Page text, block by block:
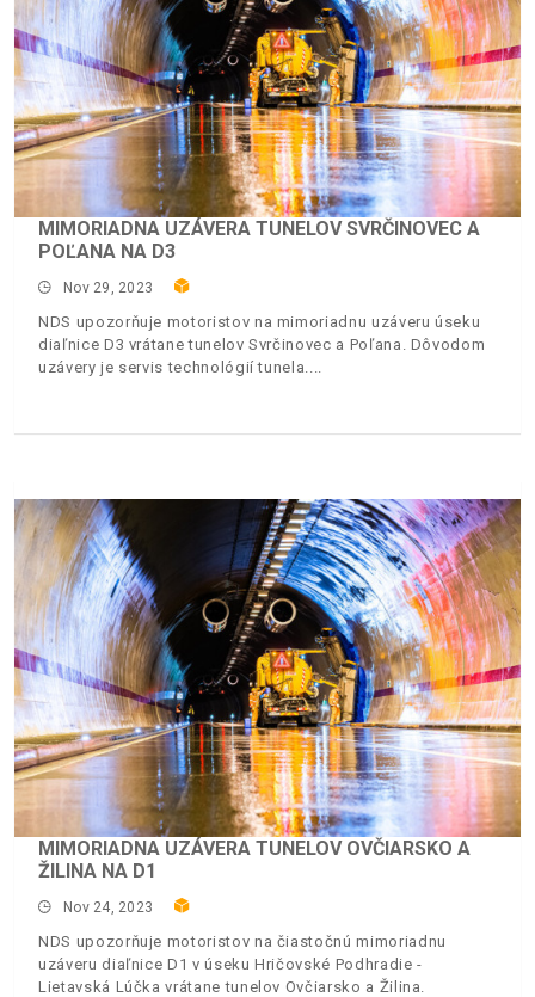
MIMORIADNA UZÁVERA TUNELOV SVRČINOVEC A
POĽANA NA D3
Nov 29, 2023
NDS upozorňuje motoristov na mimoriadnu uzáveru úseku
diaľnice D3 vrátane tunelov Svrčinovec a Poľana. Dôvodom
uzávery je servis technológií tunela.
MIMORIADNA UZÁVERA TUNELOV OVČIARSKO A
ŽILINA NA D1
Nov 24, 2023
NDS upozorňuje motoristov na čiastočnú mimoriadnu
uzáveru diaľnice D1 v úseku Hričovské Podhradie -
Lietavská Lúčka vrátane tunelov Ovčiarsko a Žilina.